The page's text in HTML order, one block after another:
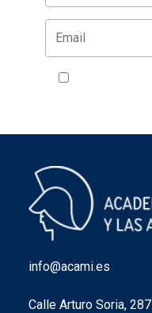
info@acami.es
Calle Arturo Soria, 287